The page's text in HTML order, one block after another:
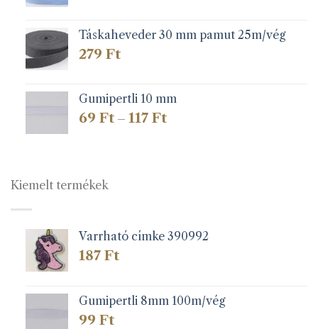
Táskaheveder 30 mm pamut 25m/vég
279 Ft
Gumipertli 10 mm
69 Ft – 117 FtÁrtartomány:
Kiemelt termékek
Varrható címke 390992
187 Ft
Gumipertli 8mm 100m/vég
99 Ft